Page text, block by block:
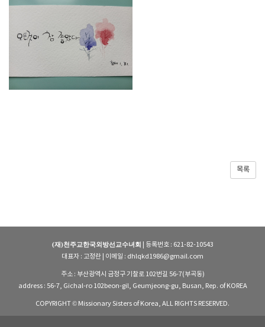
목록
(재)천주교한국외방선교수녀회 | 등록번호 : 621-82-10543
대표자 : 고정란 | 이메일 : dhlqkd1986@gmail.com
주소 : 부산광역시 금정구 기찰로 102번길 56-7(부곡동)
address : 56-7, Gichal-ro 102beon-gil, Geumjeong-gu, Busan, Rep. of KOREA
COPYRIGHT © Missionary Sisters of Korea, ALL RIGHTS RESERVED.